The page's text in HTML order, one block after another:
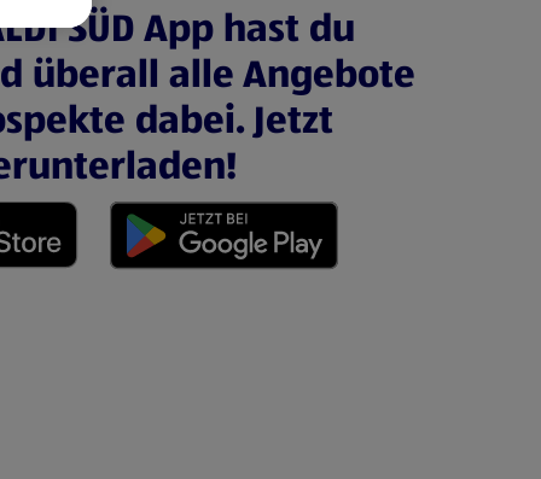
SÜD App hast du
überall alle Angebote
dabei. Jetzt